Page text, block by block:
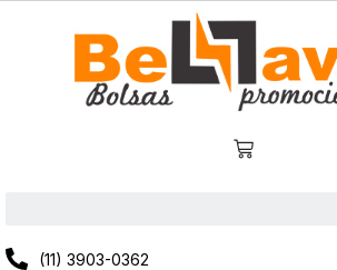
(11) 3903-0362